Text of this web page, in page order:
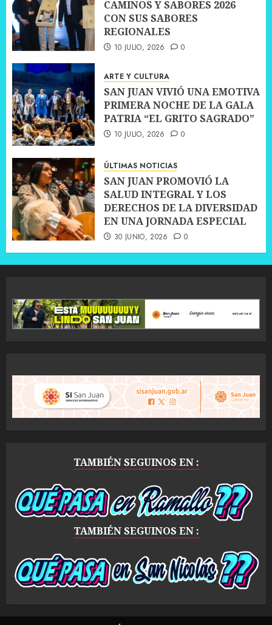
CAMINOS Y SABORES 2026
CON SUS SABORES
REGIONALES
10 JULIO, 2026 0
ARTE Y CULTURA
SAN JUAN VIVIÓ UNA EMOTIVA
PRIMERA NOCHE DE LA GALA
PATRIA “EL GRITO SAGRADO”
10 JULIO, 2026 0
ÚLTIMAS NOTICIAS
SAN JUAN PROMOVIÓ LA
SALUD INTEGRAL Y LOS
DERECHOS DE LA DIVERSIDAD
EN UNA JORNADA ESPECIAL
30 JUNIO, 2026 0
TAMBIÉN SEGUINOS EN :
TAMBIÉN SEGUINOS EN :